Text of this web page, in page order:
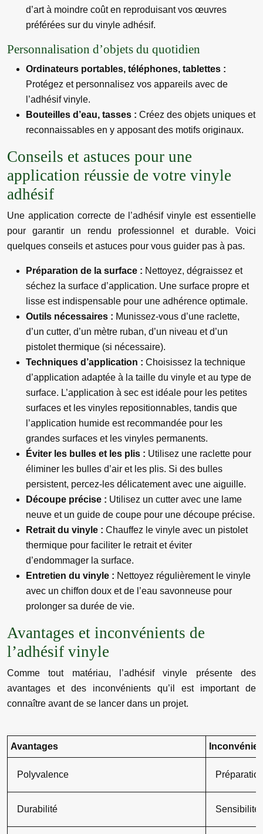
d’art à moindre coût en reproduisant vos œuvres
préférées sur du vinyle adhésif.
Personnalisation d’objets du quotidien
Ordinateurs portables, téléphones, tablettes :
Protégez et personnalisez vos appareils avec de
l’adhésif vinyle.
Bouteilles d’eau, tasses : Créez des objets uniques et
reconnaissables en y apposant des motifs originaux.
Conseils et astuces pour une
application réussie de votre vinyle
adhésif
Une application correcte de l’adhésif vinyle est essentielle
pour garantir un rendu professionnel et durable. Voici
quelques conseils et astuces pour vous guider pas à pas.
Préparation de la surface : Nettoyez, dégraissez et
séchez la surface d’application. Une surface propre et
lisse est indispensable pour une adhérence optimale.
Outils nécessaires : Munissez-vous d’une raclette,
d’un cutter, d’un mètre ruban, d’un niveau et d’un
pistolet thermique (si nécessaire).
Techniques d’application : Choisissez la technique
d’application adaptée à la taille du vinyle et au type de
surface. L’application à sec est idéale pour les petites
surfaces et les vinyles repositionnables, tandis que
l’application humide est recommandée pour les
grandes surfaces et les vinyles permanents.
Éviter les bulles et les plis : Utilisez une raclette pour
éliminer les bulles d’air et les plis. Si des bulles
persistent, percez-les délicatement avec une aiguille.
Découpe précise : Utilisez un cutter avec une lame
neuve et un guide de coupe pour une découpe précise.
Retrait du vinyle : Chauffez le vinyle avec un pistolet
thermique pour faciliter le retrait et éviter
d’endommager la surface.
Entretien du vinyle : Nettoyez régulièrement le vinyle
avec un chiffon doux et de l’eau savonneuse pour
prolonger sa durée de vie.
Avantages et inconvénients de
l’adhésif vinyle
Comme tout matériau, l’adhésif vinyle présente des
avantages et des inconvénients qu’il est important de
connaître avant de se lancer dans un projet.
Avantages
Polyvalence
Durabilité Sensibilité